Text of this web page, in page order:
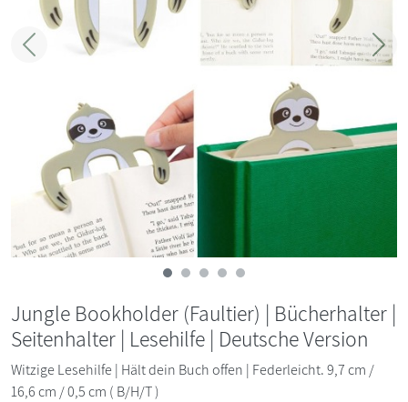
Zurück
Jungle Bookholder (Faultier) | Bücherhalter |
Seitenhalter | Lesehilfe | Deutsche Version
Witzige Lesehilfe | Hält dein Buch offen | Federleicht. 9,7 cm /
16,6 cm / 0,5 cm ( B/H/T )